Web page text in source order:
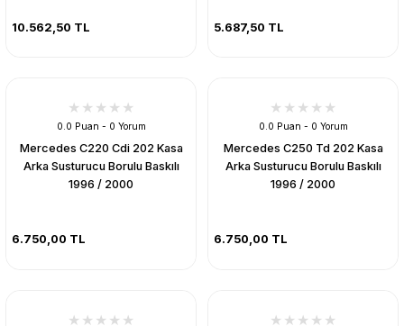
10.562,50 TL 5.687,50 TL
0.0 Puan - 0 Yorum
Mercedes C220 Cdi 202 Kasa
Arka Susturucu Borulu Baskılı
1996 / 2000
6.750,00 TL
0.0 Puan - 0 Yorum
Mercedes C250 Td 202 Kasa
Arka Susturucu Borulu Baskılı
1996 / 2000
6.750,00 TL